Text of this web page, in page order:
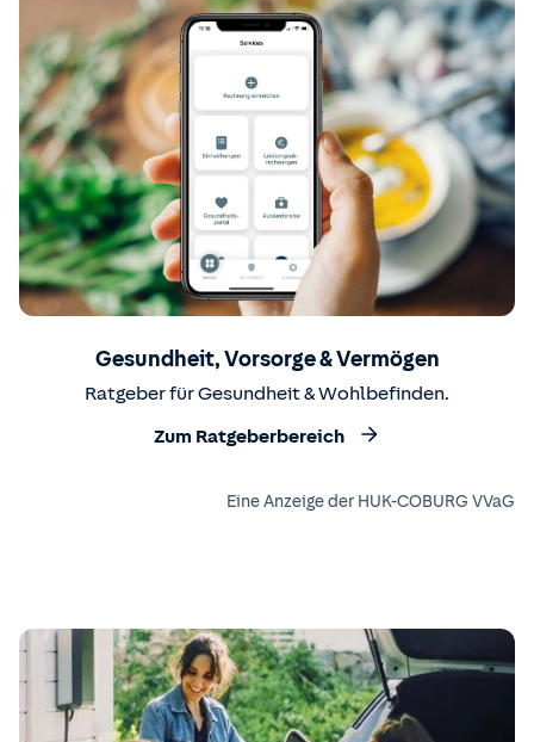
Gesundheit, Vorsorge & Vermögen
Ratgeber für Gesundheit & Wohlbefinden.
Zum Ratgeberbereich
Eine Anzeige der HUK-COBURG VVaG